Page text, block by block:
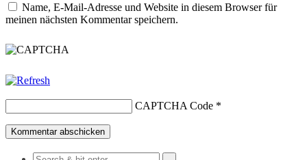
Name, E-Mail-Adresse und Website in diesem Browser für
meinen nächsten Kommentar speichern.
CAPTCHA Code *